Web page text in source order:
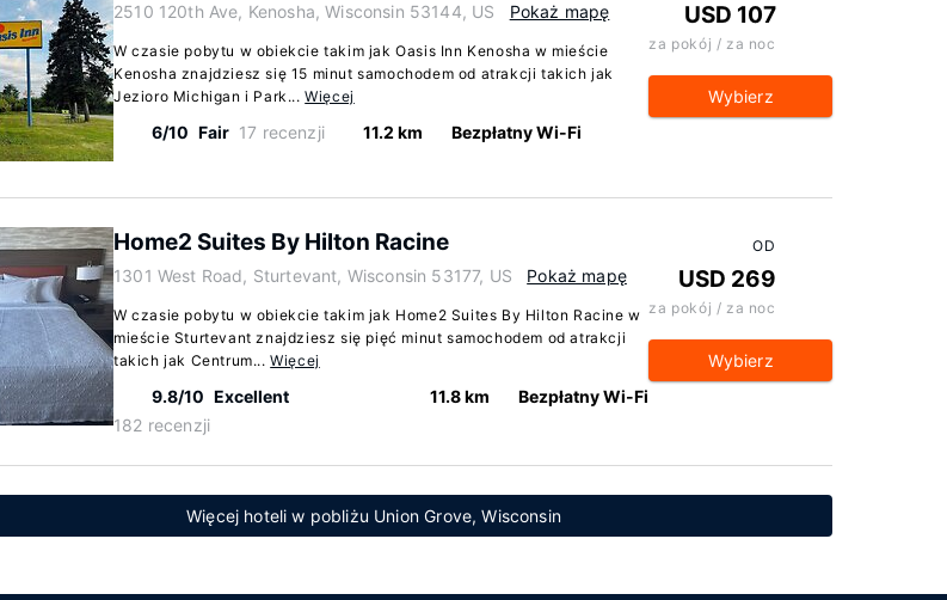
2510 120th Ave, Kenosha, Wisconsin 53144, US Pokaż mapę
W czasie pobytu w obiekcie takim jak Oasis Inn Kenosha w mieście
Kenosha znajdziesz się 15 minut samochodem od atrakcji takich jak
Jezioro Michigan i Park...Więcej
6/10 Fair 17 recenzji 11.2 km Bezpłatny Wi-Fi
USD 107
za pokój / za noc
Wybierz
Home2 Suites By Hilton Racine
1301 West Road, Sturtevant, Wisconsin 53177, US Pokaż mapę
W czasie pobytu w obiekcie takim jak Home2 Suites By Hilton Racine w
mieście Sturtevant znajdziesz się pięć minut samochodem od atrakcji
takich jak Centrum...Więcej
9.8/10 Excellent
182 recenzji
11.8 km Bezpłatny Wi-Fi
OD
USD 269
za pokój / za noc
Wybierz
Więcej hoteli w pobliżu Union Grove, Wisconsin